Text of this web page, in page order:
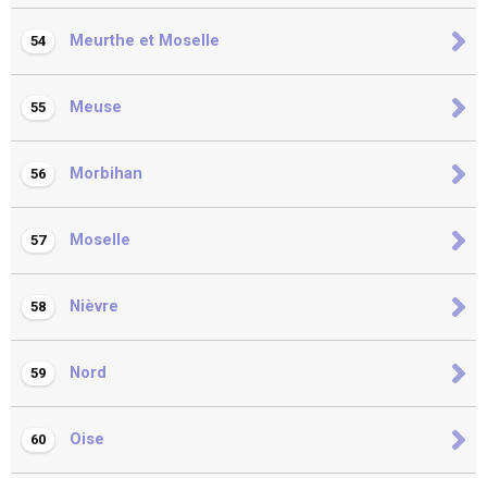
54 Meurthe et Moselle
55 Meuse
56 Morbihan
57 Moselle
58 Nièvre
59 Nord
60 Oise